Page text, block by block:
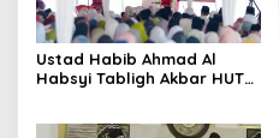
Ustad Habib Ahmad Al
Habsyi Tabligh Akbar HUT